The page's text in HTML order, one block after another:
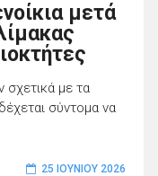
μετά
με τα
σύντομα να
25 ΙΟΥΝΊΟΥ 2026